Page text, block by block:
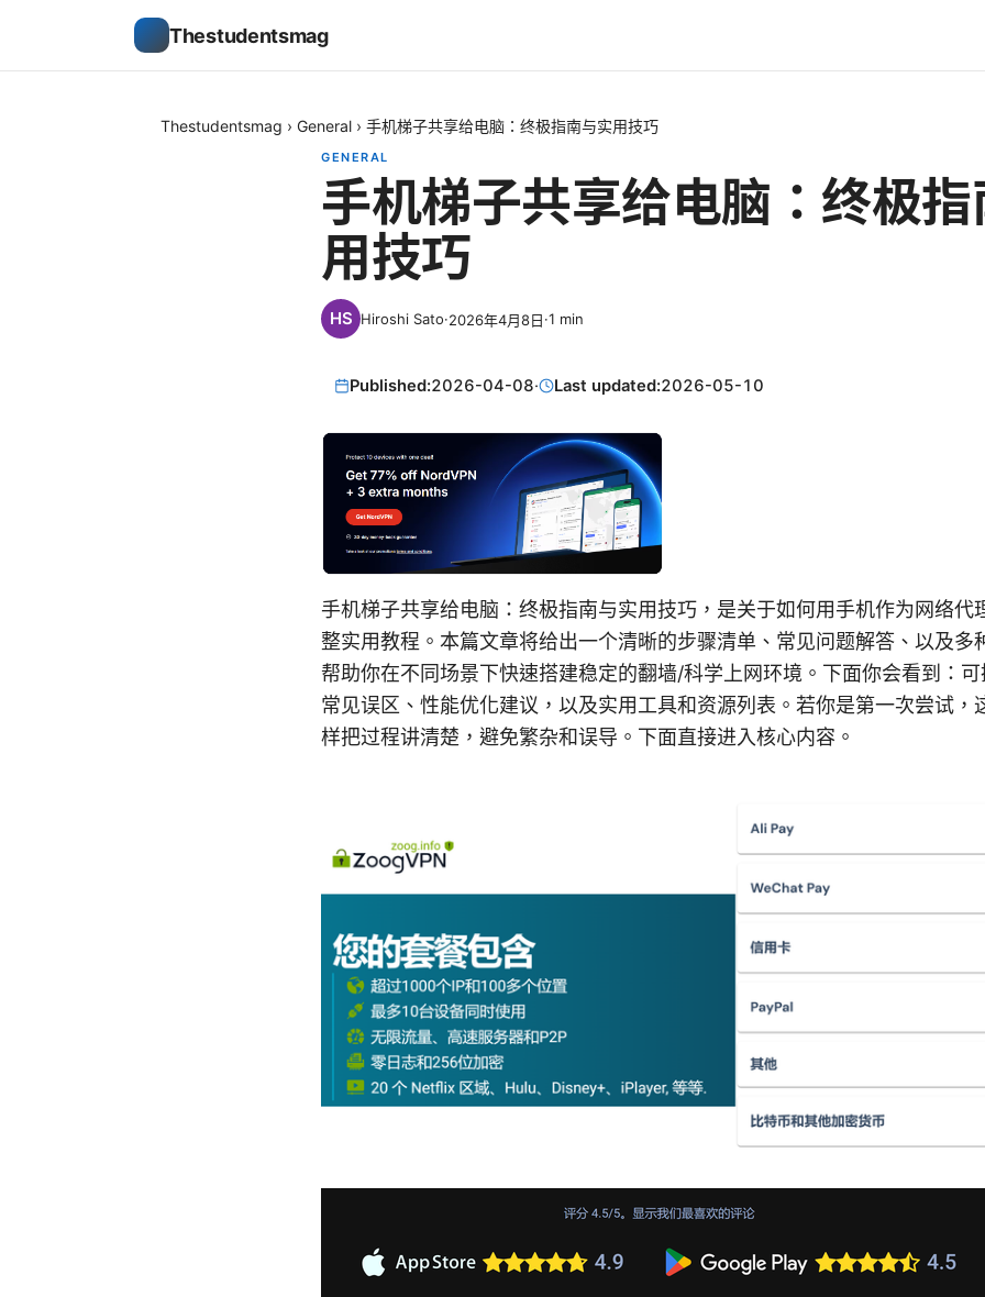
Thestudentsmag
Thestudentsmag › General › 手机梯子共享给电脑：终极指南与实用技巧
GENERAL
手机梯子共享给电脑：终极
用技巧
Hiroshi Sato·2026年4月8日·1 min
Published:2026-04-08· Last updated:2026-05-10
手机梯子共享给电脑：终极指南与实用技巧，是关于如何用手机作为网络代
整实用教程。本篇文章将给出一个清晰的步骤清单、常见问题解答、以及多
帮助你在不同场景下快速搭建稳定的翻墙/科学上网环境。下面你会看到：可
常见误区、性能优化建议，以及实用工具和资源列表。若你是第一次尝试，
样把过程讲清楚，避免繁杂和误导。下面直接进入核心内容。